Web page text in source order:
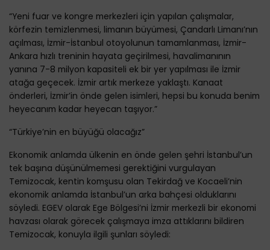
“Yeni fuar ve kongre merkezleri için yapılan çalışmalar,
körfezin temizlenmesi, limanın büyümesi, Çandarlı Limanı’nın
açılması, İzmir-İstanbul otoyolunun tamamlanması, İzmir-
Ankara hızlı treninin hayata geçirilmesi, havalimanının
yanına 7-8 milyon kapasiteli ek bir yer yapılması ile İzmir
atağa geçecek. İzmir artık merkeze yaklaştı. Kanaat
önderleri, İzmir’in önde gelen isimleri, hepsi bu konuda benim
heyecanım kadar heyecan taşıyor.”
“Türkiye’nin en büyüğü olacağız”
Ekonomik anlamda ülkenin en önde gelen şehri İstanbul’un
tek başına düşünülmemesi gerektiğini vurgulayan
Temizocak, kentin komşusu olan Tekirdağ ve Kocaeli’nin
ekonomik anlamda İstanbul’un arka bahçesi olduklarını
söyledi. EGEV olarak Ege Bölgesi’ni İzmir merkezli bir ekonomi
havzası olarak görecek çalışmaya imza attıklarını bildiren
Temizocak, konuyla ilgili şunları söyledi: